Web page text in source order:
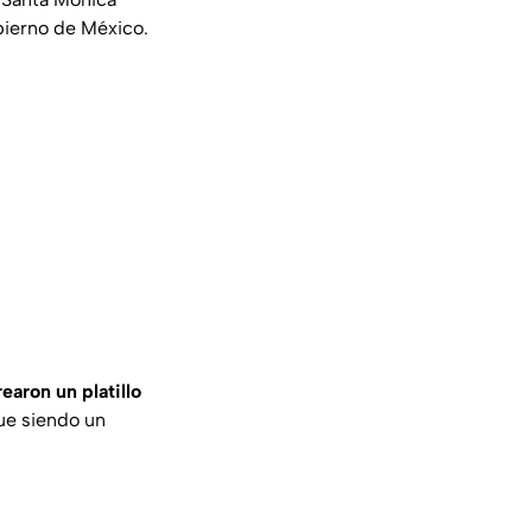
de México.
un platillo
siendo un